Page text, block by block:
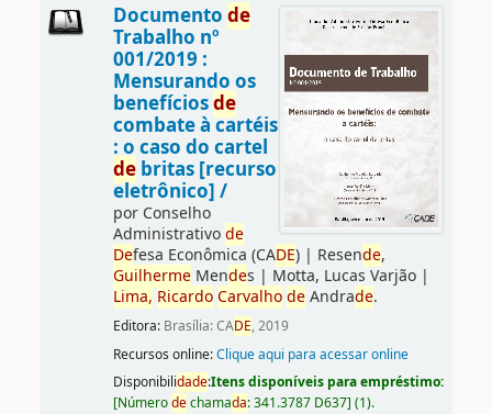
Documento de
Trabalho nº
001/2019 :
Mensurando os
benefíciosde
combate à cartéis
: o caso do cartel
debritas [recurso
eletrônico] /
por Conselho
Administrativode
Defesa Econômica (CADE)| Resende,
GuilhermeMendes | Motta, Lucas Varjão|
Lima, Ricardo Carvalho deAndrade.
Editora: Brasília: CADE, 2019
Recursos online:Clique aqui para acessar online
Disponibilidade:Itens disponíveis para empréstimo:
[Númerodechamada:341.3787 D637] (1).